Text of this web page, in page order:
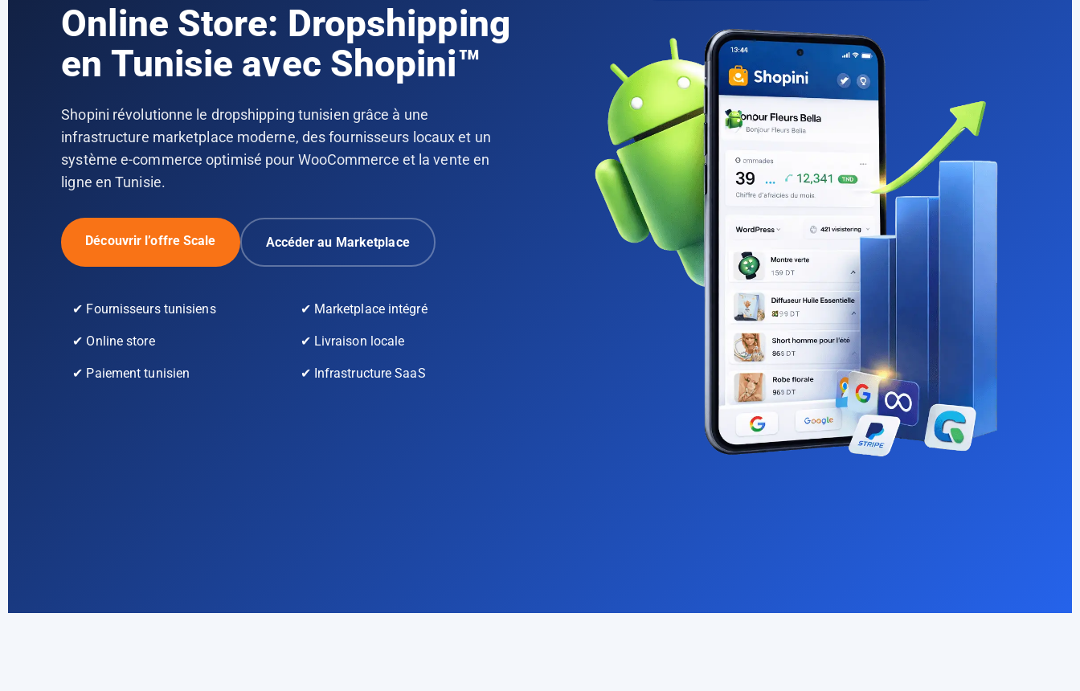
Online Store: Dropshipping
en Tunisie avec Shopini™
Shopini révolutionne le dropshipping tunisien grâce à une
infrastructure marketplace moderne, des fournisseurs locaux et un
système e-commerce optimisé pour WooCommerce et la vente en
ligne en Tunisie.
Découvrir l’offre Scale Accéder au Marketplace
✔ Fournisseurs tunisiens ✔ Marketplace intégré
✔ Online store ✔ Livraison locale
✔ Paiement tunisien ✔ Infrastructure SaaS